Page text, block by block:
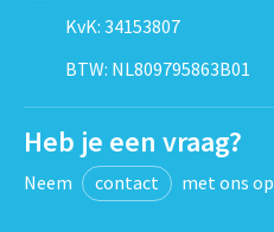
KvK: 34153807
BTW: NL809795863B01
Heb je een vraag?
Neem contact met ons op